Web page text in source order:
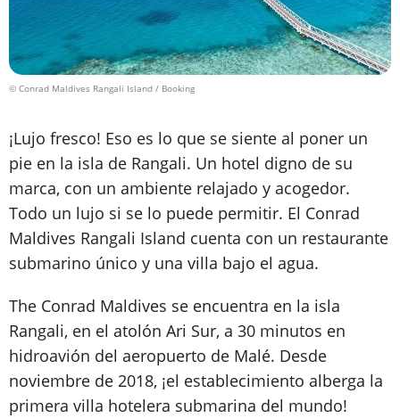
© Conrad Maldives Rangali Island / Booking
¡Lujo fresco! Eso es lo que se siente al poner un
pie en la isla de Rangali. Un hotel digno de su
marca, con un ambiente relajado y acogedor.
Todo un lujo si se lo puede permitir. El Conrad
Maldives Rangali Island cuenta con un restaurante
submarino único y una villa bajo el agua.
The Conrad Maldives se encuentra en la isla
Rangali, en el atolón Ari Sur, a 30 minutos en
hidroavión del aeropuerto de Malé. Desde
noviembre de 2018, ¡el establecimiento alberga la
primera villa hotelera submarina del mundo!